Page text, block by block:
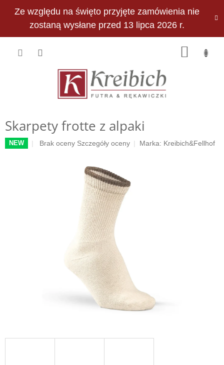
Ze względu na święto przyjęte zamówienia nie
zostaną wysłane przed 13 lipca 2026 r.
PLN
Skarpety frotte z alpaki
NEW
Średnia
Brak oceny Szczegóły oceny Marka: Kreibich&Fellhof